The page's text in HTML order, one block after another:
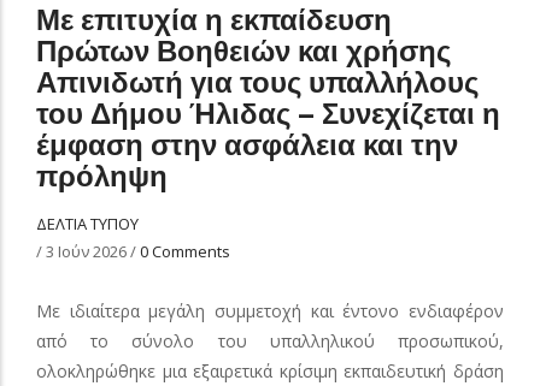
Με επιτυχία η εκπαίδευση
Πρώτων Βοηθειών και χρήσης
Απινιδωτή για τους υπαλλήλους
του Δήμου Ήλιδας – Συνεχίζεται η
έμφαση στην ασφάλεια και την
πρόληψη
ΔΕΛΤΙΑ ΤΥΠΟΥ
/3 Ιούν 2026/0 Comments
Με ιδιαίτερα μεγάλη συμμετοχή και έντονο ενδιαφέρον
από το σύνολο του υπαλληλικού προσωπικού,
ολοκληρώθηκε μια εξαιρετικά κρίσιμη εκπαιδευτική δράση